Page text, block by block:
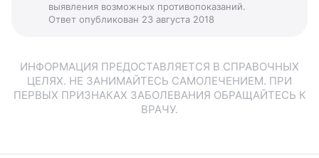
выявления возможных противопоказаний.
Ответ опубликован 23 августа 2018
ИНФОРМАЦИЯ ПРЕДОСТАВЛЯЕТСЯ В СПРАВОЧНЫХ
ЦЕЛЯХ. НЕ ЗАНИМАЙТЕСЬ САМОЛЕЧЕНИЕМ. ПРИ
ПЕРВЫХ ПРИЗНАКАХ ЗАБОЛЕВАНИЯ ОБРАЩАЙТЕСЬ К
ВРАЧУ.